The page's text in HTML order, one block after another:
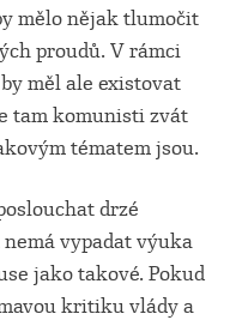
mělo nějak tlumočit
proudů. V rámci
měl ale existovat
tam komunisti zvát
tématem jsou.
drzé
vypadat výuka
jako takové. Pokud
kritiku vlády a